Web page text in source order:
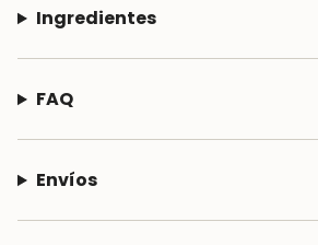
Ingredientes
FAQ
Envíos